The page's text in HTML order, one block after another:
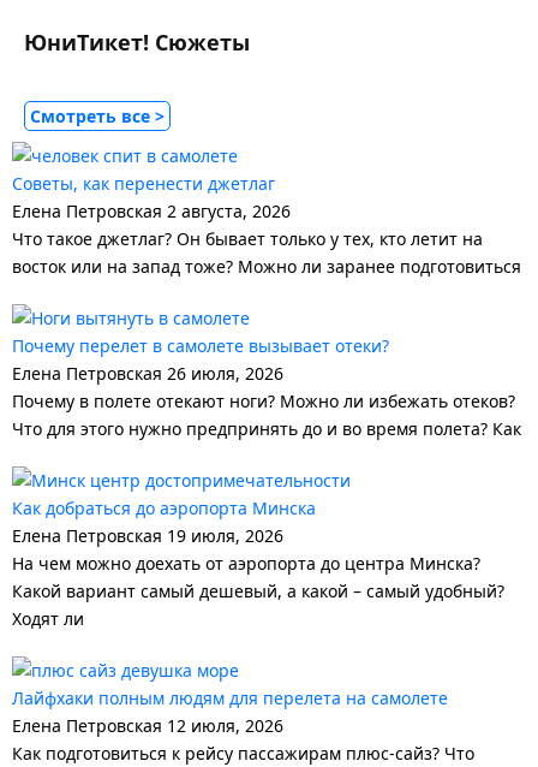
ЮниТикет! Сюжеты
Cмотреть все >
Советы, как перенести джетлаг
Елена Петровская 2 августа, 2026
Что такое джетлаг? Он бывает только у тех, кто летит на
восток или на запад тоже? Можно ли заранее подготовиться
Почему перелет в самолете вызывает отеки?
Елена Петровская 26 июля, 2026
Почему в полете отекают ноги? Можно ли избежать отеков?
Что для этого нужно предпринять до и во время полета? Как
Как добраться до аэропорта Минска
Елена Петровская 19 июля, 2026
На чем можно доехать от аэропорта до центра Минска?
Какой вариант самый дешевый, а какой – самый удобный?
Ходят ли
Лайфхаки полным людям для перелета на самолете
Елена Петровская 12 июля, 2026
Как подготовиться к рейсу пассажирам плюс-сайз? Что